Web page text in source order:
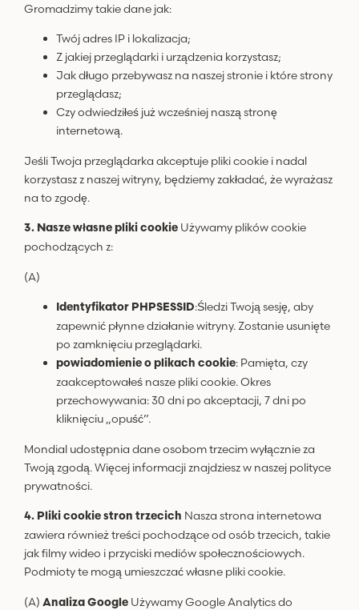
Gromadzimy takie dane jak:
Twój adres IP i lokalizacja;
Z jakiej przeglądarki i urządzenia korzystasz;
Jak długo przebywasz na naszej stronie i które strony
przeglądasz;
Czy odwiedziłeś już wcześniej naszą stronę
internetową.
Jeśli Twoja przeglądarka akceptuje pliki cookie i nadal
korzystasz z naszej witryny, będziemy zakładać, że wyrażasz
na to zgodę.
3. Nasze własne pliki cookie Używamy plików cookie
pochodzących z:
(A)
Identyfikator PHPSESSID:Śledzi Twoją sesję, aby
zapewnić płynne działanie witryny. Zostanie usunięte
po zamknięciu przeglądarki.
powiadomienie o plikach cookie: Pamięta, czy
zaakceptowałeś nasze pliki cookie. Okres
przechowywania: 30 dni po akceptacji, 7 dni po
kliknięciu „opuść”.
Mondial udostępnia dane osobom trzecim wyłącznie za
Twoją zgodą. Więcej informacji znajdziesz w naszej polityce
prywatności.
4. Pliki cookie stron trzecich Nasza strona internetowa
zawiera również treści pochodzące od osób trzecich, takie
jak filmy wideo i przyciski mediów społecznościowych.
Podmioty te mogą umieszczać własne pliki cookie.
(A) Analiza Google Używamy Google Analytics do